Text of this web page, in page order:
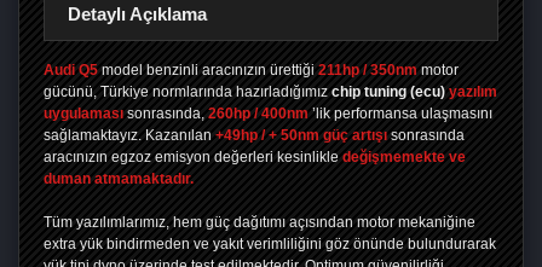
Detaylı Açıklama
Audi Q5 model benzinli aracınızın ürettiği 211hp / 350nm motor
gücünü, Türkiye normlarında hazırladığımız chip tuning (ecu) yazılım
uygulaması sonrasında, 260hp / 400nm ’lik performansa ulaşmasını
sağlamaktayız. Kazanılan +49hp / + 50nm güç artışı sonrasında
aracınızın egzoz emisyon değerleri kesinlikle değişmemekte ve
duman atmamaktadır.
Tüm yazılımlarımız, hem güç dağıtımı açısından motor mekaniğine
extra yük bindirmeden ve yakıt verimliliğini göz önünde bulundurarak